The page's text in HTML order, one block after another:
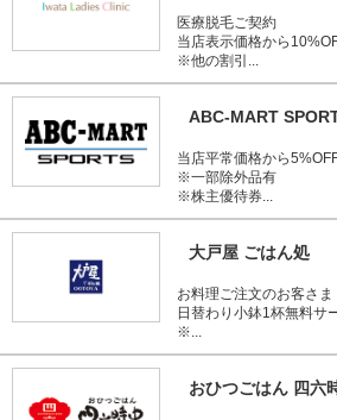
医療脱毛ご契約
当店表示価格から
※他の割引...
ABC-MART
当店平常価格から
※一部除外品有
※株主優待券...
大戸屋 ごはん処
お料理ご注文のお客さま
日替わり小鉢1杯無料サ
※...
おひつごはん 四六